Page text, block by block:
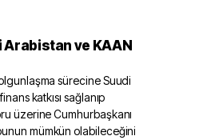
Arabistan ve KAAN
sürecine Suudi
katkısı sağlanıp
üzerine Cumhurbaşkanı
mümkün olabileceğini